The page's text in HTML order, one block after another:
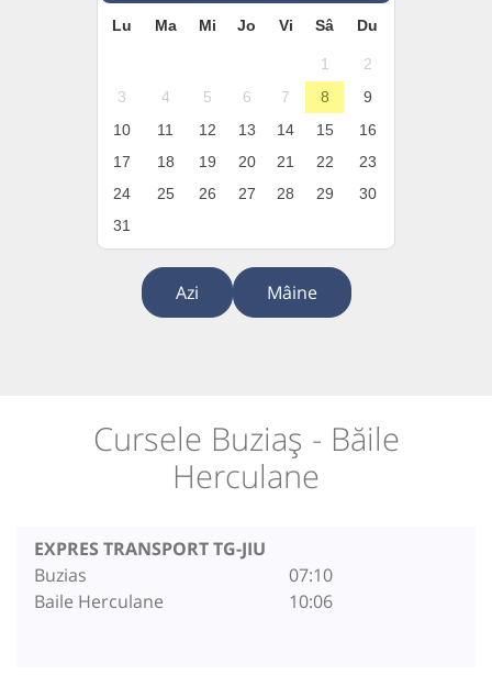
Lu Ma Mi Jo Vi Sâ Du
1
2
3
4 5 6 7 8
9
10
11 12 13 14 15
16
17
18 19 20 21 22
23
24
25 26 27 28 29
30
31
Azi Mâine
Cursele Buziaș - Băile
Herculane
EXPRES TRANSPORT TG-JIU
Buzias
Baile Herculane
07:10
10:06